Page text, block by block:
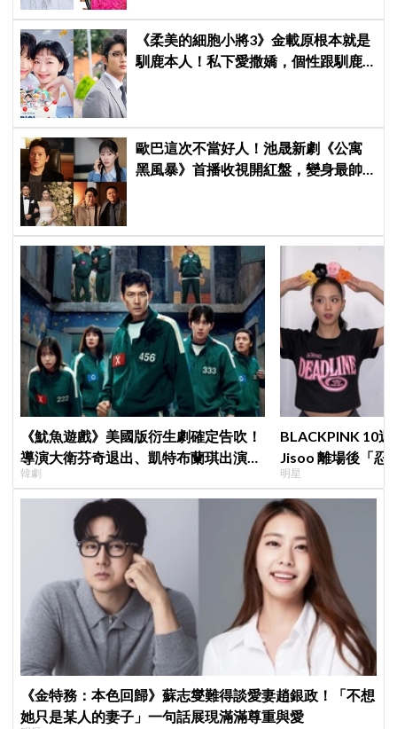
《柔美的細胞小將3》金載原根本就是
馴鹿本人！私下愛撒嬌，個性跟馴鹿
歐巴這次不當好人！池晟新劇《公寓
黑風暴》首播收視開紅盤，變身最帥
《魷魚遊戲》美國版衍生劇確定告吹！
導演大衛芬奇退出、凱特布蘭琪出演傳
聞也破局
韓劇
BLACKPINK 10
Jisoo 離場後「忍
看了好心疼
明星
《金特務：本色回歸》蘇志燮難得談愛妻趙銀政！「不想
她只是某人的妻子」一句話展現滿滿尊重與愛